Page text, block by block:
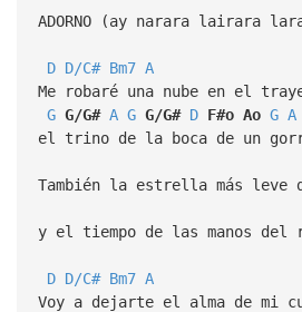
ADORNO (ay narara lairara
D D/C# Bm7 A
Me robaré una nube en el
G G/G# A G G/G# D F#o Ao G A
el trino de la boca de un
También la estrella más leve
y el tiempo de las manos del
D D/C# Bm7 A
Voy a dejarte el alma de mi